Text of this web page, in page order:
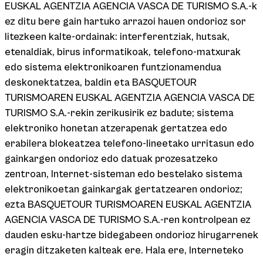
EUSKAL AGENTZIA AGENCIA VASCA DE TURISMO S.A.-k
ez ditu bere gain hartuko arrazoi hauen ondorioz sor
litezkeen kalte-ordainak: interferentziak, hutsak,
etenaldiak, birus informatikoak, telefono-matxurak
edo sistema elektronikoaren funtzionamendua
deskonektatzea, baldin eta BASQUETOUR
TURISMOAREN EUSKAL AGENTZIA AGENCIA VASCA DE
TURISMO S.A.-rekin zerikusirik ez badute; sistema
elektroniko honetan atzerapenak gertatzea edo
erabilera blokeatzea telefono-lineetako urritasun edo
gainkargen ondorioz edo datuak prozesatzeko
zentroan, Internet-sisteman edo bestelako sistema
elektronikoetan gainkargak gertatzearen ondorioz;
ezta BASQUETOUR TURISMOAREN EUSKAL AGENTZIA
AGENCIA VASCA DE TURISMO S.A.-ren kontrolpean ez
dauden esku-hartze bidegabeen ondorioz hirugarrenek
eragin ditzaketen kalteak ere. Hala ere, Interneteko